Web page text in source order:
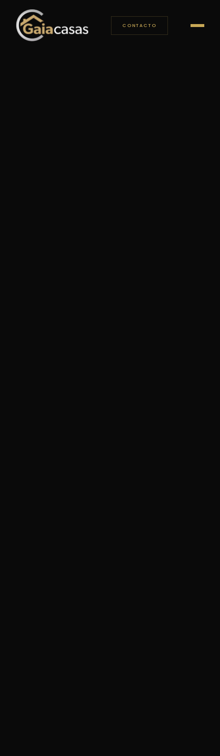
CONTACTO